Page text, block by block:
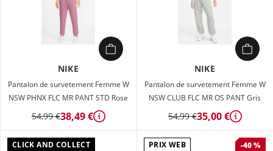
NIKE
Pantalon de survetement Femme W
NSW PHNX FLC MR PANT STD Rose
54,99 €38,49 € Détails
NIKE
Pantalon de survetement Femme W
NSW CLUB FLC MR OS PANT Gris
54,99 €35,00 € Détails
CLICK AND COLLECT PRIX WEB -40 %